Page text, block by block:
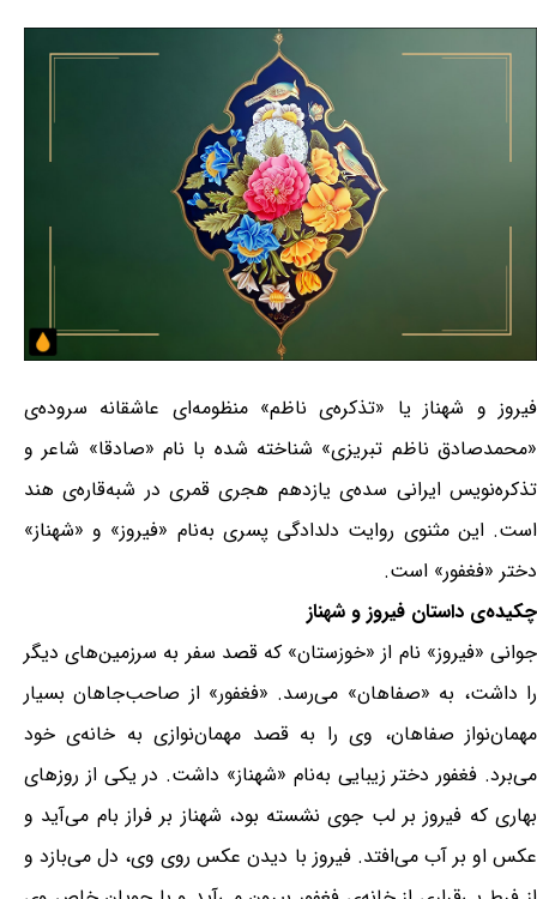
فیروز و شهناز یا «تذکره‌ی ناظم» منظومه‌ای عاشقانه سروده‌ی
«محمدصادق ناظم تبریزی» شناخته شده با نام «صادقا» شاعر و
تذکره‌نویس ایرانی سده‌ی یازدهم هجری قمری در شبه‌قاره‌ی هند
است. این مثنوی روایت دلدادگی پسری به‌نام «فیروز» و «شهناز»
دختر «فغفور» است.
چکیده‌ی داستان فیروز و شهناز
جوانی «فیروز» نام از «خوزستان» که قصد سفر به سرزمین‌های دیگر
را داشت، به «صفاهان» می‌رسد. «فغفور» از صاحب‌جاهان بسیار
مهمان‌نواز صفاهان، وی را به قصد مهمان‌نوازی به خانە‌ی خود
می‌برد. فغفور دختر زیبایی به‌نام «شهناز» داشت. در یکی از روزهای
بهاری که فیروز بر لب جوی نشسته بود، شهناز بر فراز بام می‌آید و
عکس او بر آب می‌افتد. فیروز با دیدن عکس روی وی، دل می‌بازد و